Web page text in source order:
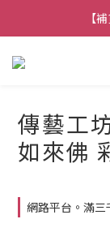
【熱門】
【
【熱門】
傳藝工
如來佛
網路平台。滿